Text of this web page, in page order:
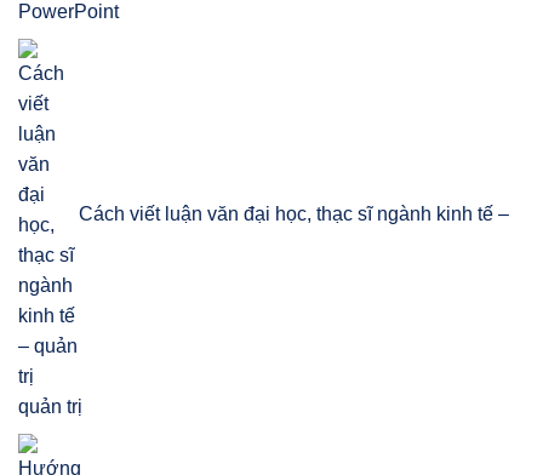
Cách viết luận văn đại học, thạc sĩ ngành kinh tế –
quản trị